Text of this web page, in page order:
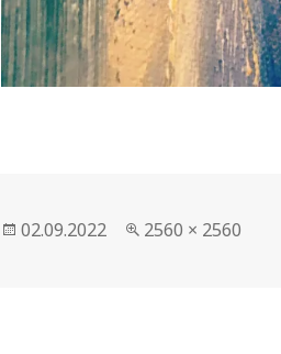
Veröffentlicht
02.09.2022
Volle
2560 × 2560